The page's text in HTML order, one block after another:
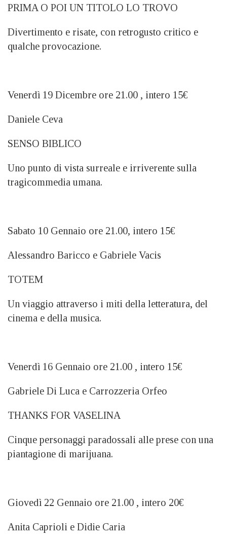
PRIMA O POI UN TITOLO LO TROVO
Divertimento e risate, con retrogusto critico e
qualche provocazione.
Venerdì 19 Dicembre ore 21.00 , intero 15€
Daniele Ceva
SENSO BIBLICO
Uno punto di vista surreale e irriverente sulla
tragicommedia umana.
Sabato 10 Gennaio ore 21.00, intero 15€
Alessandro Baricco e Gabriele Vacis
TOTEM
Un viaggio attraverso i miti della letteratura, del
cinema e della musica.
Venerdì 16 Gennaio ore 21.00 , intero 15€
Gabriele Di Luca e Carrozzeria Orfeo
THANKS FOR VASELINA
Cinque personaggi paradossali alle prese con una
piantagione di marijuana.
Giovedì 22 Gennaio ore 21.00 , intero 20€
Anita Caprioli e Didie Caria